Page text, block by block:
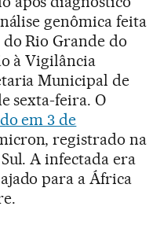
genômica feita
Rio Grande do
à Vigilância
Municipal de
sexta-feira. O
em 3 de
registrado na
A infectada era
para a África